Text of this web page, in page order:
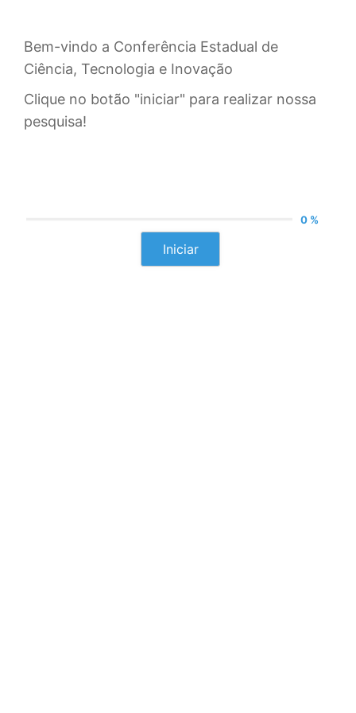
Bem-vindo a Conferência Estadual de
Ciência, Tecnologia e Inovação
Clique no botão "iniciar" para realizar nossa
pesquisa!
0 %
Iniciar